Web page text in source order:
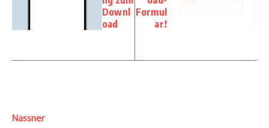
Downl
oad
Formul
ar!
Nassner